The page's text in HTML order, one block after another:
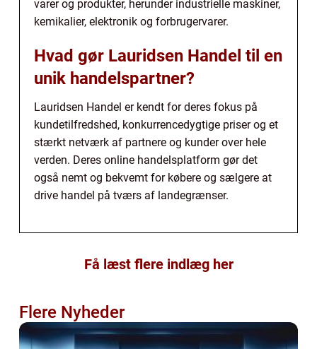
varer og produkter, herunder industrielle maskiner,
kemikalier, elektronik og forbrugervarer.
Hvad gør Lauridsen Handel til en
unik handelspartner?
Lauridsen Handel er kendt for deres fokus på
kundetilfredshed, konkurrencedygtige priser og et
stærkt netværk af partnere og kunder over hele
verden. Deres online handelsplatform gør det
også nemt og bekvemt for købere og sælgere at
drive handel på tværs af landegrænser.
Få læst flere indlæg her
Flere Nyheder